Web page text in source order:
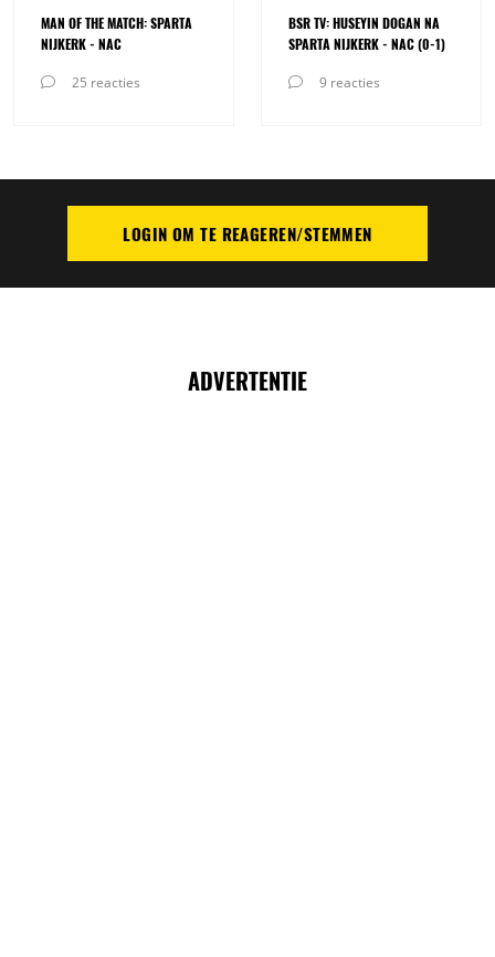
MAN OF THE MATCH: SPARTA
NIJKERK - NAC
25 reacties
BSR TV: HUSEYIN DOGAN NA
SPARTA NIJKERK - NAC (0-1)
9 reacties
PLAATS REACTIELOGIN OM TE REAGEREN/STEMMEN
ADVERTENTIE